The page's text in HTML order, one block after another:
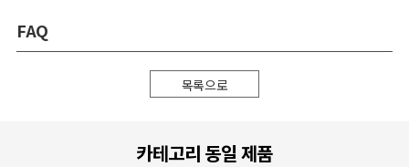
FAQ
목록으로
카테고리 동일 제품